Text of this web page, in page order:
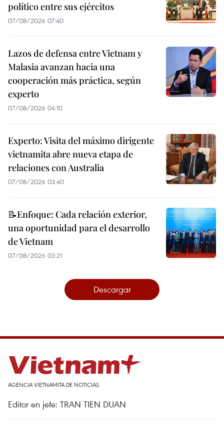
político entre sus ejércitos
07/08/2026 07:40
Lazos de defensa entre Vietnam y
Malasia avanzan hacia una
cooperación más práctica, según
experto
07/08/2026 04:10
Experto: Visita del máximo dirigente
vietnamita abre nueva etapa de
relaciones con Australia
07/08/2026 03:40
📝Enfoque: Cada relación exterior,
una oportunidad para el desarrollo
de Vietnam
07/08/2026 03:21
Descargar
AGENCIA VIETNAMITA DE NOTICIAS
Editor en jefe: TRAN TIEN DUAN